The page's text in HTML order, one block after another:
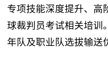
专项技能深度提升、高
球裁判员考试相关培训
年队及职业队选拔输送